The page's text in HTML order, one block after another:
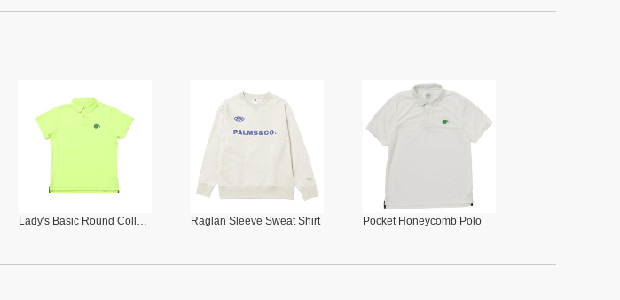
Lady's Basic Round Collar Polo Raglan Sleeve Sweat Shirt Pocket Honeycomb Polo